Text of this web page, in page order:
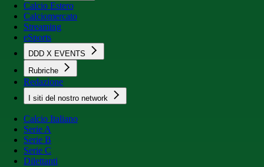
Calcio Estero
Calciomercato
Streaming
eSports
DDD X EVENTS
Rubriche
Redazione
I siti del nostro network
Calcio Italiano
Serie A
Serie B
Serie C
Dilettanti